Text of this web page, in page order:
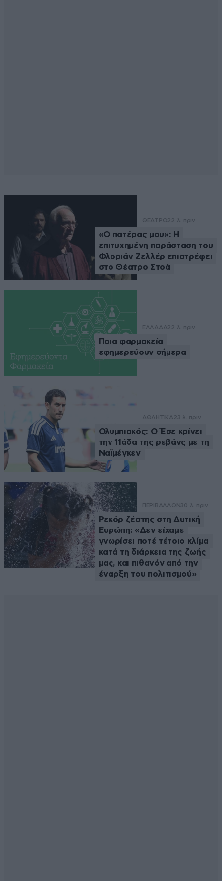
ΘΕΑΤΡΟ22 λ. πριν
«Ο πατέρας μου»: Η
επιτυχημένη παράσταση του
Φλοριάν Ζελλέρ επιστρέφει
στο Θέατρο Στοά
ΕΛΛΑΔΑ22 λ. πριν
Ποια φαρμακεία
εφημερεύουν σήμερα
ΑΘΛΗΤΙΚΑ23 λ. πριν
Ολυμπιακός: Ο Έσε κρίνει
την 11άδα της ρεβάνς με τη
Ναϊμέγκεν
ΠΕΡΙΒΑΛΛΟΝ30 λ. πριν
Ρεκόρ ζέστης στη Δυτική
Ευρώπη: «Δεν είχαμε
γνωρίσει ποτέ τέτοιο κλίμα
κατά τη διάρκεια της ζωής
μας, και πιθανόν από την
έναρξη του πολιτισμού»